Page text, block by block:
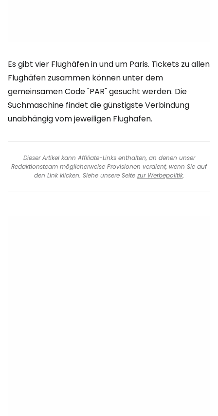
Es gibt vier Flughäfen in und um Paris. Tickets zu allen
Flughäfen zusammen können unter dem
gemeinsamen Code "PAR" gesucht werden. Die
Suchmaschine findet die günstigste Verbindung
unabhängig vom jeweiligen Flughafen.
Dieser Artikel kann Affiliate-Links enthalten, an denen unser
Redaktionsteam möglicherweise Provisionen verdient, wenn Sie auf
den Link klicken. Siehe unsere Seite zur Werbepolitik.